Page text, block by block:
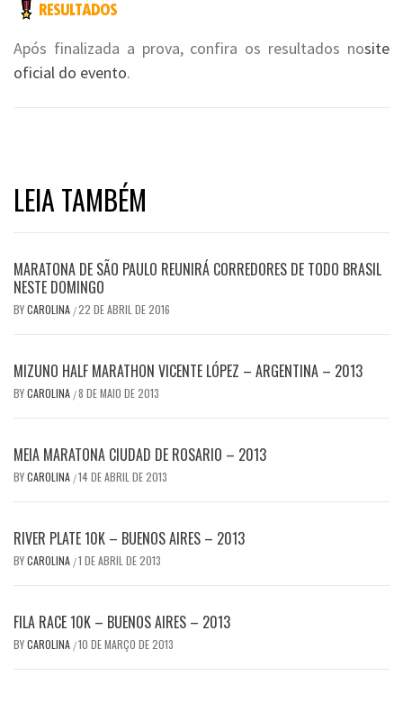
Após finalizada a prova, confira os resultados nosite
oficial do evento.
LEIA TAMBÉM
MARATONA DE SÃO PAULO REUNIRÁ CORREDORES DE TODO BRASIL
NESTE DOMINGO
BYCAROLINA /22 DE ABRIL DE 2016
MIZUNO HALF MARATHON VICENTE LÓPEZ – ARGENTINA – 2013
BYCAROLINA /8 DE MAIO DE 2013
MEIA MARATONA CIUDAD DE ROSARIO – 2013
BYCAROLINA /14 DE ABRIL DE 2013
RIVER PLATE 10K – BUENOS AIRES – 2013
BYCAROLINA /1 DE ABRIL DE 2013
FILA RACE 10K – BUENOS AIRES – 2013
BYCAROLINA /10 DE MARÇO DE 2013